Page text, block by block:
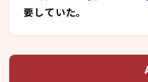
要していた。